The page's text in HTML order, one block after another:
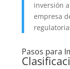
inversión
empresa
Pasos para